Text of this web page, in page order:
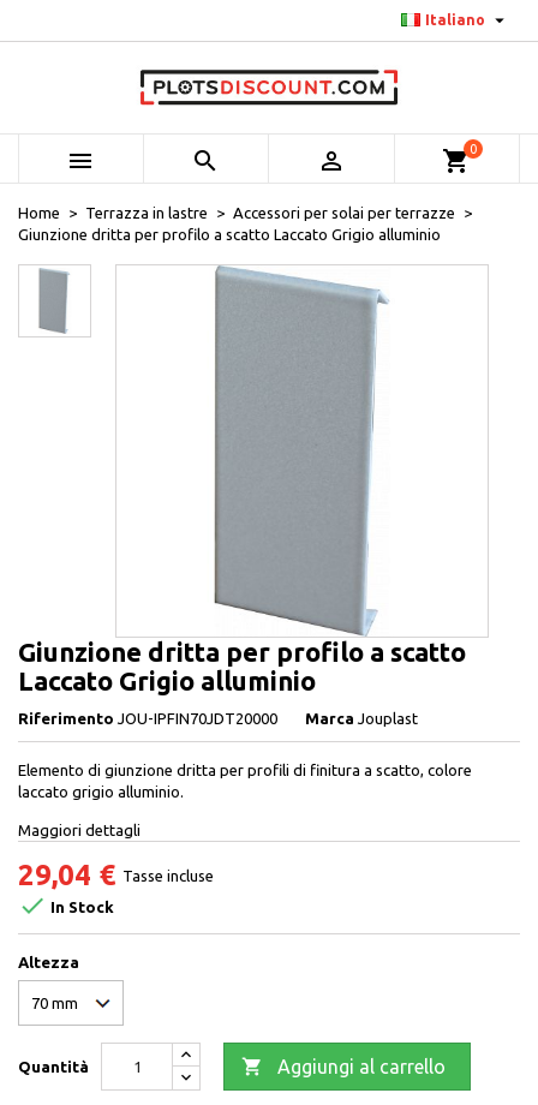
Italiano 
   shopping_cart0
Home Terrazza in lastre
Accessori per solai per terrazze
Giunzione dritta per profilo a scatto Laccato Grigio alluminio
Giunzione dritta per profilo a scatto
Laccato Grigio alluminio
Riferimento JOU-IPFIN70JDT20000 Marca Jouplast
Elemento di giunzione dritta per profili di finitura a scatto, colore
laccato grigio alluminio.
Maggiori dettagli
29,04 € Tasse incluse
 In Stock
Altezza
Quantità  Aggiungi al carrello